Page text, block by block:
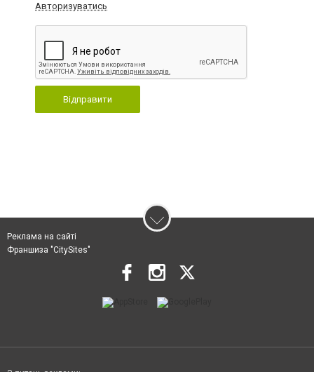
Авторизуватись
Відправити
Реклама на сайті
Франшиза "CitySites"